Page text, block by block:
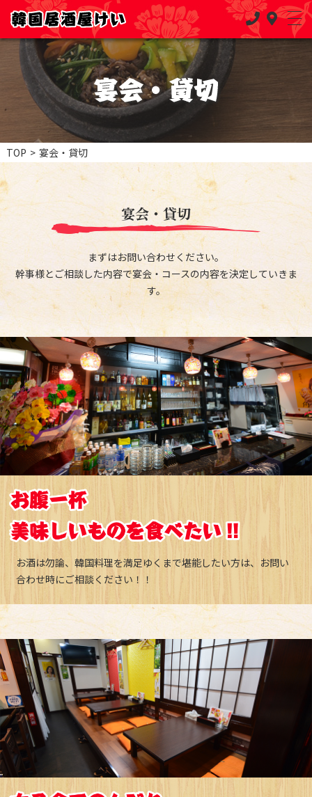
TOP > 宴会・貸切
宴会・貸切
まずはお問い合わせください。
幹事様とご相談した内容で宴会・コースの内容を決定していきま
す。
お酒は勿論、韓国料理を満足ゆくまで堪能したい方は、お問い
合わせ時にご相談ください！！